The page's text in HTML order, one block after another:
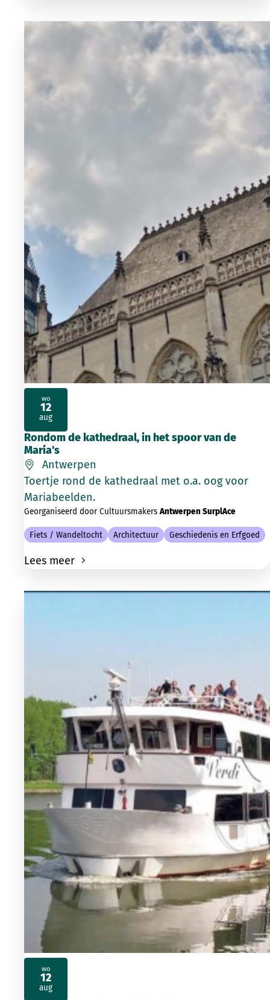
Rondom de kathedraal, in het spoor van de
Maria's
Antwerpen
Toertje rond de kathedraal met o.a. oog voor
Mariabeelden.
Georganiseerd door CultuursmakersAntwerpen SurplAce
Fiets / Wandeltocht Architectuur Geschiedenis en Erfgoed
Lees meer
wo
12
aug
2026
wo
12
aug
2026